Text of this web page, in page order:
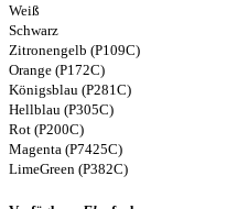
Weiß
Schwarz
Zitronengelb (P109C)
Orange (P172C)
Königsblau (P281C)
Hellblau (P305C)
Rot (P200C)
Magenta (P7425C)
LimeGreen (P382C)